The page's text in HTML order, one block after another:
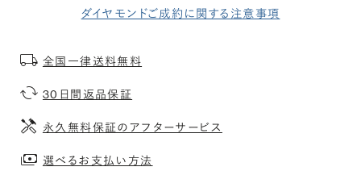
ダイヤモンドご成約に関する注意事項
全国一律送料無料
30日間返品保証
永久無料保証のアフターサービス
選べるお支払い方法